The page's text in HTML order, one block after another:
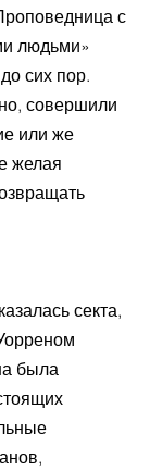
с
людьми»
сих пор.
совершили
или же
желая
секта,
была